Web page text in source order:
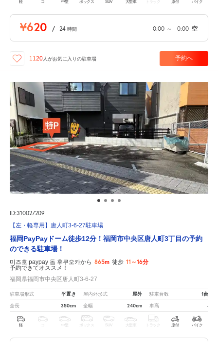
軽 コ 中型 ボックス SUV 大型車 トラック 原付 バイク
¥620 / 24 時間 0:00 ～ 0:00 空
1120 人がお気に入りの駐車場 予約へ
ID:310027209
【左・軽専用】唐人町3-6-27駐車場
福岡PayPayドーム徒歩12分！福岡市中央区唐人町3丁目の予約
のできる駐車場！
미즈호 paypay 돔 후쿠오카から 865m 徒歩 11～16分
予約できてオススメ！
福岡県福岡市中央区唐人町3-6-27
駐車場形式 平置き 屋内外形式 屋外 駐車台数 1台
全長 350cm 全幅 240cm 車高 -
軽 中型 ボックス SUV 大型車 トラック 原付 バイク